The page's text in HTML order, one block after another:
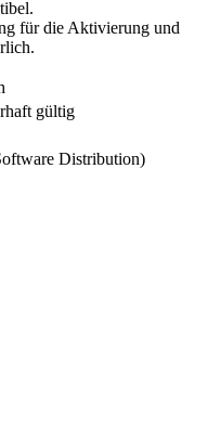
für die Aktivierung und
gültig
Distribution)